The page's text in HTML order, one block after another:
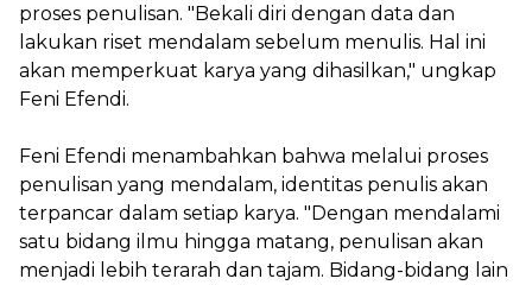
proses penulisan. "Bekali diri dengan data dan
lakukan riset mendalam sebelum menulis. Hal ini
akan memperkuat karya yang dihasilkan," ungkap
Feni Efendi.
Feni Efendi menambahkan bahwa melalui proses
penulisan yang mendalam, identitas penulis akan
terpancar dalam setiap karya. "Dengan mendalami
satu bidang ilmu hingga matang, penulisan akan
menjadi lebih terarah dan tajam. Bidang-bidang lain